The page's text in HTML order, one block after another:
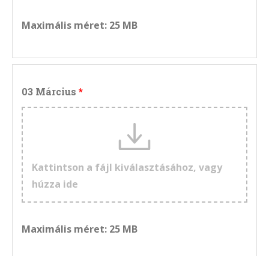
Maximális méret: 25 MB
03 Március
Kattintson a fájl kiválasztásához, vagy
húzza ide
Maximális méret: 25 MB